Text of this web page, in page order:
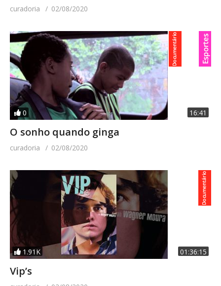
curadoria 02/08/2020
0 16:41
O sonho quando ginga
curadoria 02/08/2020
1.91K 01:36:15
Vip’s